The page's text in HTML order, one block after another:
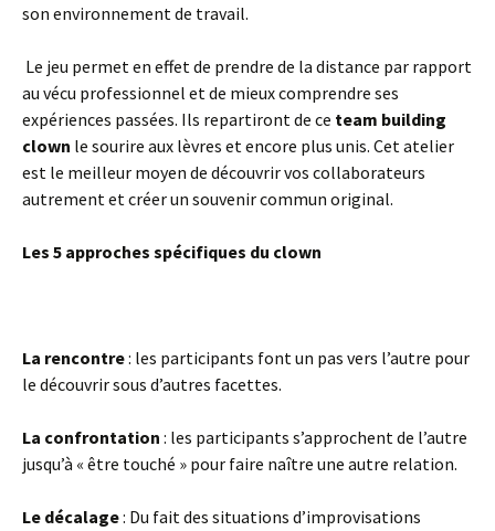
son environnement de travail.
Le jeu permet en effet de prendre de la distance par rapport
au vécu professionnel et de mieux comprendre ses
expériences passées. Ils repartiront de ce team building
clown le sourire aux lèvres et encore plus unis. Cet atelier
est le meilleur moyen de découvrir vos collaborateurs
autrement et créer un souvenir commun original.
Les 5 approches spécifiques du clown
La rencontre: les participants font un pas vers l’autre pour
le découvrir sous d’autres facettes.
La confrontation : les participants s’approchent de l’autre
jusqu’à « être touché » pour faire naître une autre relation.
Le décalage: Du fait des situations d’improvisations